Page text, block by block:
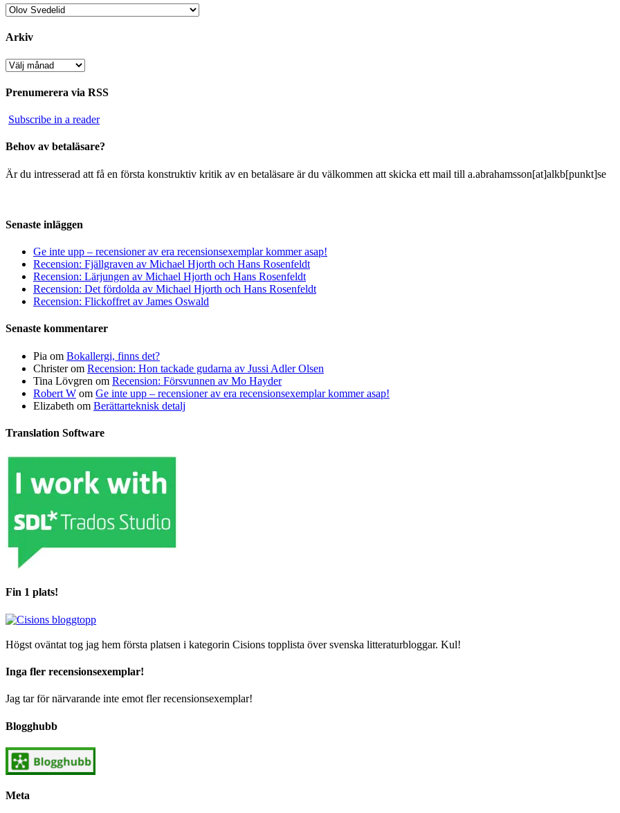
Kategorier
Arkiv
Arkiv
Prenumerera via RSS
Subscribe in a reader
Behov av betaläsare?
Är du intresserad att få en första konstruktiv kritik av en betaläsare är du välkommen att skicka ett mail till a.abrahamsson[at]alkb[punkt]se
Senaste inläggen
Ge inte upp – recensioner av era recensionsexemplar kommer asap!
Recension: Fjällgraven av Michael Hjorth och Hans Rosenfeldt
Recension: Lärjungen av Michael Hjorth och Hans Rosenfeldt
Recension: Det fördolda av Michael Hjorth och Hans Rosenfeldt
Recension: Flickoffret av James Oswald
Senaste kommentarer
Pia om Bokallergi, finns det?
Christerom Recension: Hon tackade gudarna av Jussi Adler Olsen
Tina Lövgren om Recension: Försvunnen av Mo Hayder
Robert W om Ge inte upp – recensioner av era recensionsexemplar kommer asap!
Elizabeth om Berättarteknisk detalj
Translation Software
Fin 1 plats!
Högst oväntat tog jag hem första platsen i kategorin Cisions topplista över svenska litteraturbloggar. Kul!
Inga fler recensionsexemplar!
Jag tar för närvarande inte emot fler recensionsexemplar!
Blogghubb
Meta